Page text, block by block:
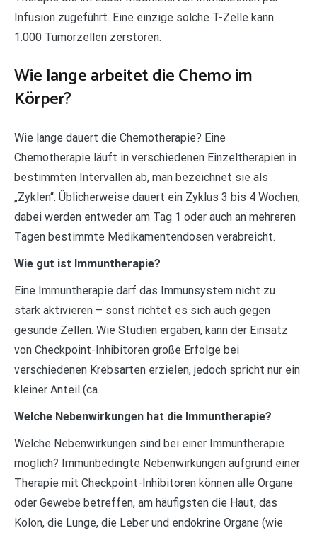
Infusion zugeführt. Eine einzige solche T-Zelle kann
1.000 Tumorzellen zerstören.
Wie lange arbeitet die Chemo im
Körper?
Wie lange dauert die Chemotherapie? Eine
Chemotherapie läuft in verschiedenen Einzeltherapien in
bestimmten Intervallen ab, man bezeichnet sie als
„Zyklen“. Üblicherweise dauert ein Zyklus 3 bis 4 Wochen,
dabei werden entweder am Tag 1 oder auch an mehreren
Tagen bestimmte Medikamentendosen verabreicht.
Wie gut ist Immuntherapie?
Eine Immuntherapie darf das Immunsystem nicht zu
stark aktivieren – sonst richtet es sich auch gegen
gesunde Zellen. Wie Studien ergaben, kann der Einsatz
von Checkpoint-Inhibitoren große Erfolge bei
verschiedenen Krebsarten erzielen, jedoch spricht nur ein
kleiner Anteil (ca.
Welche Nebenwirkungen hat die Immuntherapie?
Welche Nebenwirkungen sind bei einer Immuntherapie
möglich? Immunbedingte Nebenwirkungen aufgrund einer
Therapie mit Checkpoint-Inhibitoren können alle Organe
oder Gewebe betreffen, am häufigsten die Haut, das
Kolon, die Lunge, die Leber und endokrine Organe (wie